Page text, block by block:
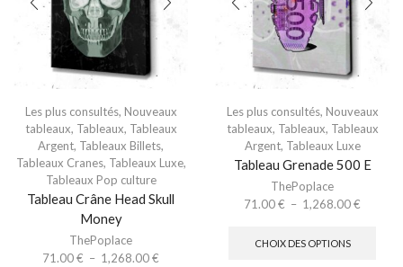
Les plus consultés, Nouveaux
tableaux, Tableaux, Tableaux
Argent, Tableaux Billets,
Tableaux Cranes, Tableaux Luxe,
Tableaux Pop culture
Tableau Crâne Head Skull
Money
ThePoplace
71.00€ – 1,268.00€
Les plus consultés, Nouveaux
tableaux, Tableaux, Tableaux
Argent, Tableaux Luxe
Tableau Grenade 500 E
ThePoplace
71.00€ – 1,268.00€
CHOIX DES OPTIONS